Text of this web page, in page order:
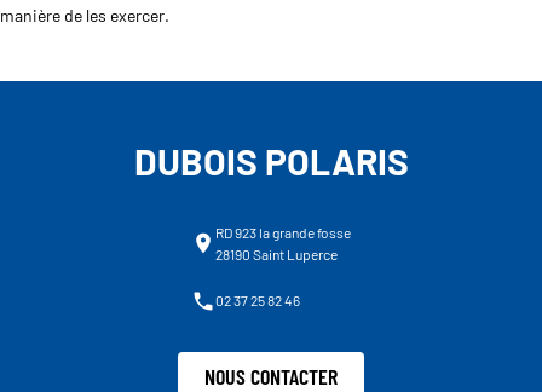
manière de les exercer.
DUBOIS POLARIS
RD 923 la grande fosse
28190 Saint Luperce
02 37 25 82 46
NOUS CONTACTER